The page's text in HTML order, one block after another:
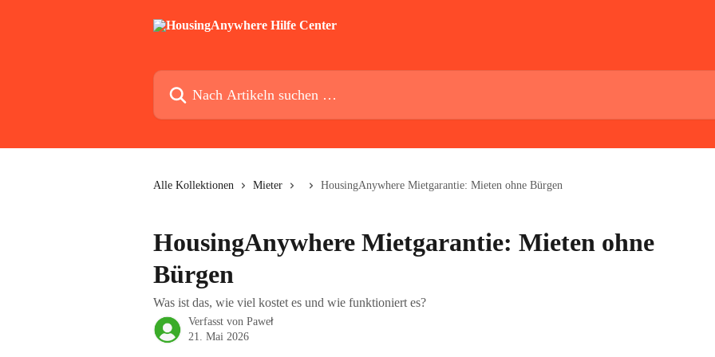
Nach Artikeln suchen …
Alle Kollektionen Mieter HousingAnywhere Mietgarantie: Mieten ohne Bürgen
HousingAnywhere Mietgarantie: Mieten ohne
Bürgen
Was ist das, wie viel kostet es und wie funktioniert es?
Verfasst von Paweł
21. Mai 2026